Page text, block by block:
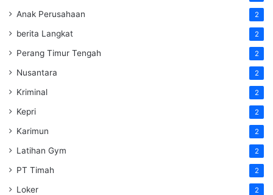
Anak Perusahaan 2
berita Langkat 2
Perang Timur Tengah 2
Nusantara 2
Kriminal 2
Kepri 2
Karimun 2
Latihan Gym 2
PT Timah 2
Loker 2